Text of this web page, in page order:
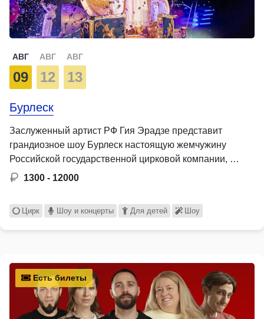
АВГ
09
АВГ
12
АВГ
13
Бурлеск
Заслуженный артист РФ Гия Эрадзе представит
грандиозное шоу Бурлеск настоящую жемчужину
Российской государственной цирковой компании, …
1300 - 12000
Цирк Шоу и концерты Для детей Шоу
Есть билеты